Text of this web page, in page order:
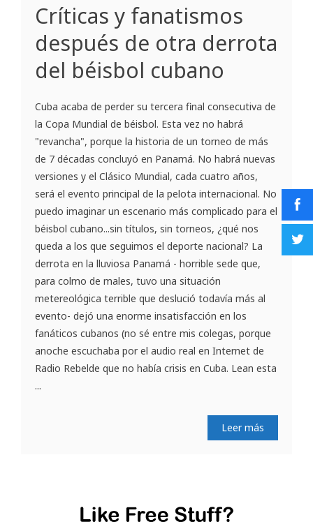
Críticas y fanatismos
después de otra derrota
del béisbol cubano
Cuba acaba de perder su tercera final consecutiva de
la Copa Mundial de béisbol. Esta vez no habrá
"revancha", porque la historia de un torneo de más
de 7 décadas concluyó en Panamá. No habrá nuevas
versiones y el Clásico Mundial, cada cuatro años,
será el evento principal de la pelota internacional. No
puedo imaginar un escenario más complicado para el
béisbol cubano...sin títulos, sin torneos, ¿qué nos
queda a los que seguimos el deporte nacional? La
derrota en la lluviosa Panamá - horrible sede que,
para colmo de males, tuvo una situación
metereológica terrible que deslució todavía más al
evento- dejó una enorme insatisfacción en los
fanáticos cubanos (no sé entre mis colegas, porque
anoche escuchaba por el audio real en Internet de
Radio Rebelde que no había crisis en Cuba. Lean esta
...
Leer más